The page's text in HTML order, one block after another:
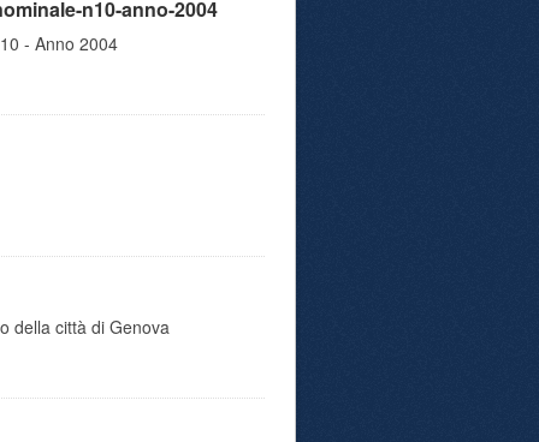
n10-anno-2004
- Anno 2004
della città di Genova